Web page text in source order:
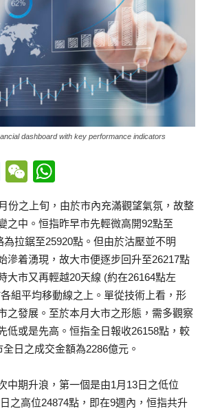
dashboard with key performance indicators
TwitterWeChat
份之上旬，由於市內充滿觀望氣氛，故整
之中。恒指昨早市先輕微高開92點至
為拉鋸至25920點。但由於沽壓並不明
滲着湧現，故大市便逐步回升至26217點
大市又再輕越20天線 (約在26164點左
組平均移動線之上。單從技術上看，形
之發展。至於本月大市之形態，需多觀察
低或是先高。恒指全日報收26158點，較
全日之成交金額為2286億元。
中期升浪，第一個是由1月13日之低位
之高位24874點，即在9週內，恒指共升